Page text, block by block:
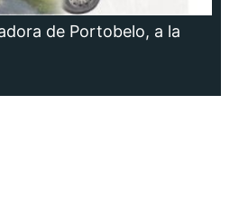
de Portobelo, a la